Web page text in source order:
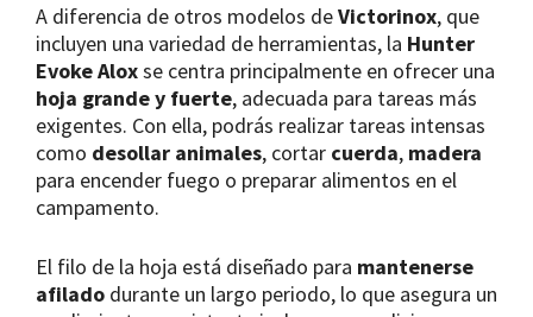
A diferencia de otros modelos deVictorinox, que
incluyen una variedad de herramientas, la Hunter
Evoke Aloxse centra principalmente en ofrecer una
hoja grande y fuerte, adecuada para tareas más
exigentes. Con ella, podrás realizar tareas intensas
como desollar animales, cortar cuerda, madera
para encender fuego o preparar alimentos en el
campamento.
El filo de la hoja está diseñado para mantenerse
afilado durante un largo periodo, lo que asegura un